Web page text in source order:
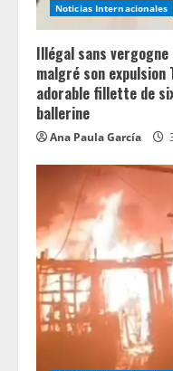
Noticias Internacionales
Illégal sans
malgré son
adorable fillette de
ballerine
Ana Paula García